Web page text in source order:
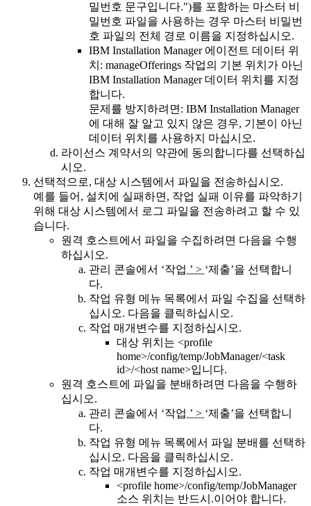
밀번호 문구입니다.")를 포함하는 마스터 비
밀번호 파일을 사용하는 경우 마스터 비밀번
호 파일의 전체 경로 이름을 지정하십시오.
IBM Installation Manager 에이전트 데이터 위
치: manageOfferings 작업의 기본 위치가 아닌
IBM Installation Manager 데이터 위치를 지정
합니다.
문제를 방지하려면: IBM Installation Manager
에 대해 잘 알고 있지 않은 경우, 기본이 아닌
데이터 위치를 사용하지 마십시오.
라이선스 계약서의 약관에 동의합니다를 선택하십
시오.
선택적으로, 대상 시스템에서 파일을 전송하십시오.
예를 들어, 설치에 실패하면, 작업 실패 이유를 파악하기
위해 대상 시스템에서 로그 파일을 전송하려고 할 수 있
습니다.
원격 호스트에서 파일을 수집하려면 다음을 수행
하십시오.
관리 콘솔에서 ‘작업 ’ > ‘제출’을 선택합니
다.
작업 유형 메뉴 목록에서 파일 수집을 선택하
십시오. 다음을 클릭하십시오.
작업 매개변수를 지정하십시오.
대상 위치는 <profile
home>/config/temp/JobManager/<task
id>/<host name>입니다.
원격 호스트에 파일을 분배하려면 다음을 수행하
십시오.
관리 콘솔에서 ‘작업 ’ > ‘제출’을 선택합니
다.
작업 유형 메뉴 목록에서 파일 분배 를 선택하
십시오. 다음을 클릭하십시오.
작업 매개변수를 지정하십시오.
<profile home>/config/temp/JobManager
소스 위치는 반드시.이어야 합니다.